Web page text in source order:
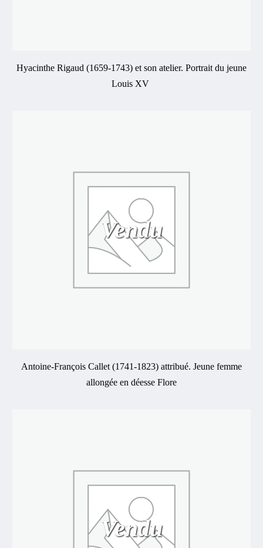
Hyacinthe Rigaud (1659-1743) et son atelier. Portrait du jeune
Louis XV
Vendu
Antoine-François Callet (1741-1823) attribué. Jeune femme
allongée en déesse Flore
Vendu